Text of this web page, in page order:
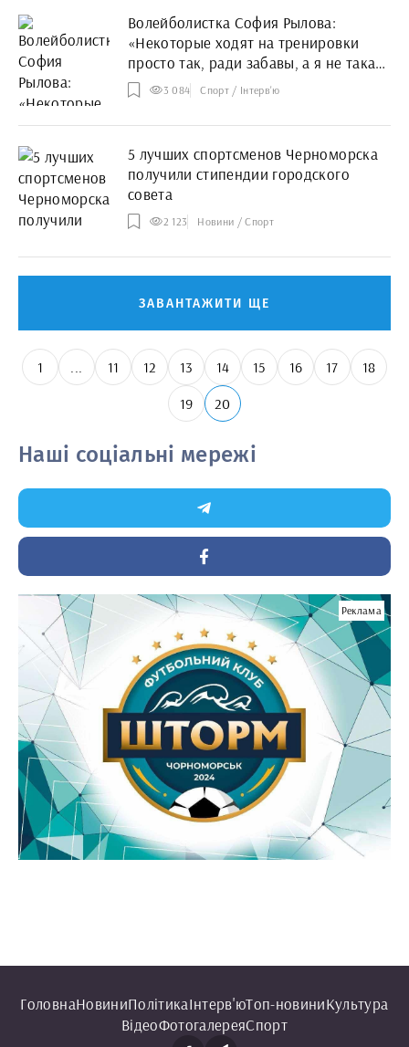
Волейболистка София Рылова:
«Некоторые ходят на тренировки
просто так, ради забавы, а я не такая.
Я хочу с каждой тренировкой
становиться все сильнее и сильнее.
Хочу быть лучшей...»
3 084 Спорт / Інтерв'ю
5 лучших спортсменов Черноморска
получили стипендии городского
совета
2 123 Новини / Спорт
ЗАВАНТАЖИТИ ЩЕ
1 ... 11 12 13 14 15 16 17
18
19
20
Наші соціальні мережі
Реклама
ГоловнаНовиниПолітикаІнтерв'юТоп-новиниКультура
ВідеоФотогалереяСпорт